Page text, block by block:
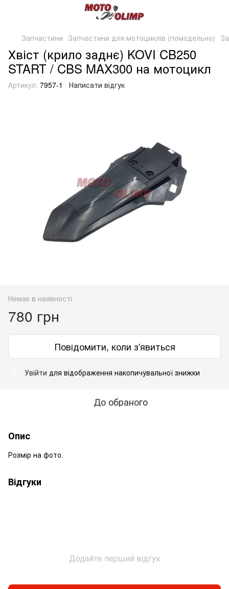
Запчастини Запчастини для мотоциклів (помодельно)
Хвіст (крило заднє) KOVI CB250
START / CBS MAX300 на мотоцикл
Артикул: 7957-1 Написати відгук
Немає в наявності
780 грн
Повідомити, коли з'явиться
Увійти для відображення накопичувальної знижки
До обраного
Опис
Розмір на фото.
Відгуки
Додайте перший відгук